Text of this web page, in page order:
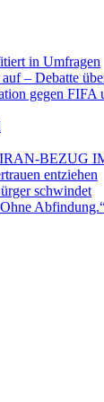
in Umfragen
– Debatte
gegen FIFA
BEZUG
entziehen
schwindet